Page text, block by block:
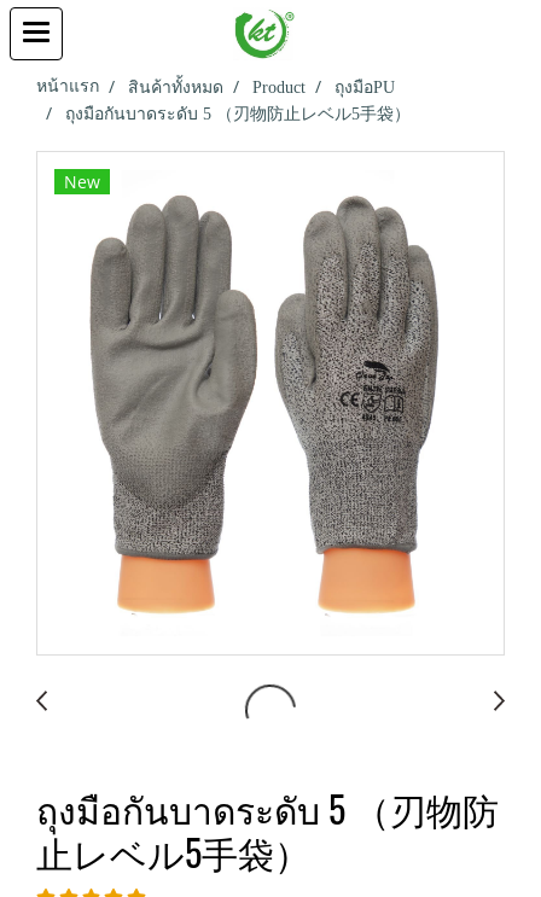
หน้าแรก สินค้าทั้งหมด Product
ถุงมือPU
ถุงมือกันบาดระดับ 5 （刃物防止レベル5手袋）
New
ถุงมือกันบาดระดับ 5 （刃物防
止レベル5手袋）